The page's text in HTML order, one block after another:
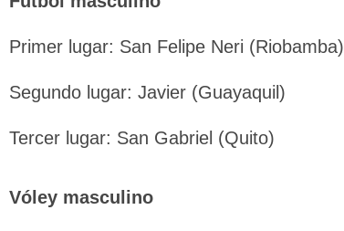
Primer lugar: San Felipe Neri (Riobamba)
Segundo lugar: Javier (Guayaquil)
Tercer lugar: San Gabriel (Quito)
Vóley masculino